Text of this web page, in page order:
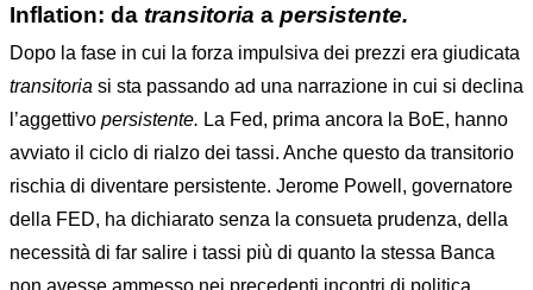
Inflation: da transitoria a persistente.
Dopo la fase in cui la forza impulsiva dei prezzi era giudicata
transitoria si sta passando ad una narrazione in cui si declina
l’aggettivo persistente. La Fed, prima ancora la BoE, hanno
avviato il ciclo di rialzo dei tassi. Anche questo da transitorio
rischia di diventare persistente. Jerome Powell, governatore
della FED, ha dichiarato senza la consueta prudenza, della
necessità di far salire i tassi più di quanto la stessa Banca
non avesse ammesso nei precedenti incontri di politica